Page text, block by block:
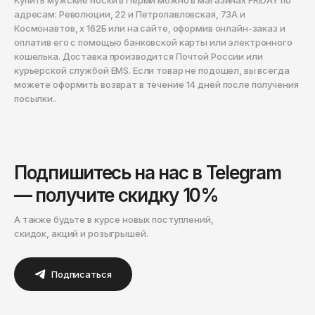
Подпишитесь на нас в Telegram
— получите скидку 10%
А также будьте в курсе новых поступлений,
скидок, акций и розыгрышей.
Подписаться
адресам: Революции, 22 и Петропавловская, 73А и
Космонавтов, x 162Б или на сайте, оформив онлайн-заказ и
оплатив его с помощью банковской карты или электронного
кошелька. Доставка производится Почтой России или
курьерской службой EMS. Если товар не подошел, вы всегда
можете оформить возврат в течение 14 дней после получения
посылки..
Омск
Орёл
Оренбург
Пенза
Псков
Ростов-на-Дону
Рязань
Самара
Санкт-Петербург